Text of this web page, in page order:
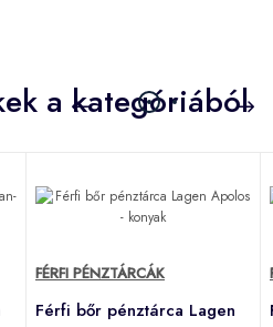
a kategóriából
FÉRFI PÉNZTÁRCÁK
Férfi bőr pénztárca Lagen